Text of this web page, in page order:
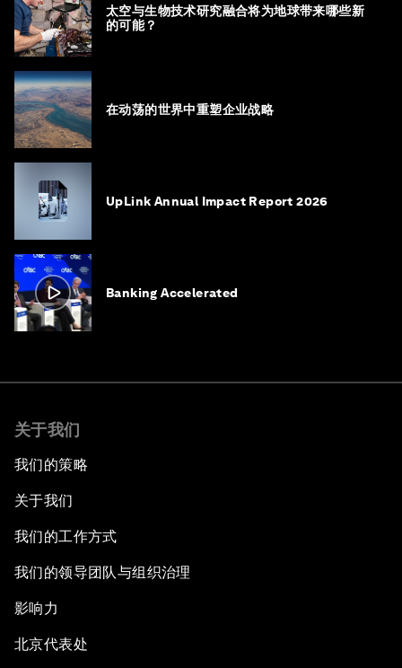
太空与生物技术研究融合将为地球带来哪些新
的可能？
在动荡的世界中重塑企业战略
UpLink Annual Impact Report 2026
Banking Accelerated
关于我们
我们的策略
关于我们
我们的工作方式
我们的领导团队与组织治理
影响力
北京代表处